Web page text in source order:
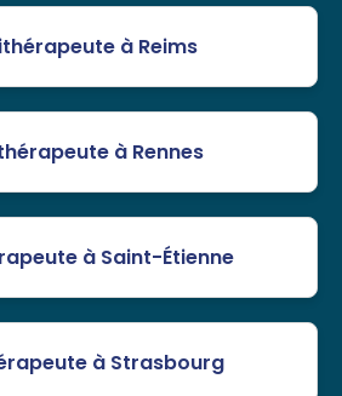
à Reims
à Rennes
à Saint-Étienne
à Strasbourg